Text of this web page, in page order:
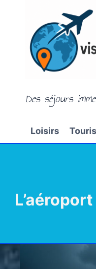
Des séjours
Loisirs